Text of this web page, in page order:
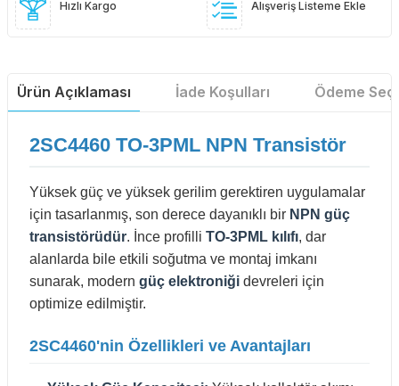
Hızlı Kargo Alışveriş Listeme Ekle
Ürün Açıklaması İade Koşulları Ödeme
2SC4460 TO-3PML NPN Transistör
Yüksek güç ve yüksek gerilim gerektiren uygulamalar
için tasarlanmış, son derece dayanıklı bir NPN güç
transistörüdür. İnce profilli TO-3PML kılıfı, dar
alanlarda bile etkili soğutma ve montaj imkanı
sunarak, modern güç elektroniği devreleri için
optimize edilmiştir.
2SC4460'nin Özellikleri ve Avantajları